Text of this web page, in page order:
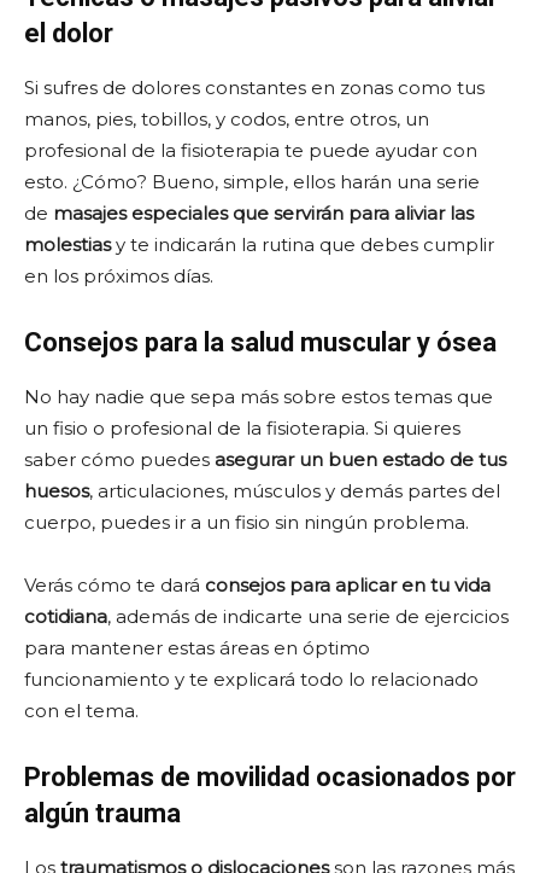
el dolor
Si sufres de dolores constantes en zonas como tus
manos, pies, tobillos, y codos, entre otros, un
profesional de la fisioterapia te puede ayudar con
esto. ¿Cómo? Bueno, simple, ellos harán una serie
de masajes especiales que servirán para aliviar las
molestiasy te indicarán la rutina que debes cumplir
en los próximos días.
Consejos para la salud muscular y ósea
No hay nadie que sepa más sobre estos temas que
un fisio o profesional de la fisioterapia. Si quieres
saber cómo puedes asegurar un buen estado de tus
huesos, articulaciones, músculos y demás partes del
cuerpo, puedes ir a un fisio sin ningún problema.
Verás cómo te dará consejos para aplicar en tu vida
cotidiana, además de indicarte una serie de ejercicios
para mantener estas áreas en óptimo
funcionamiento y te explicará todo lo relacionado
con el tema.
Problemas de movilidad ocasionados por
algún trauma
Los traumatismos o dislocacionesson las razones más